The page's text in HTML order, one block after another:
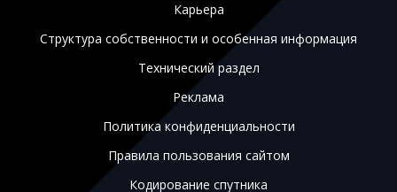
Карьера
Структура собственности и особенная информация
Технический раздел
Реклама
Политика конфиденциальности
Правила пользования сайтом
Кодирование спутника